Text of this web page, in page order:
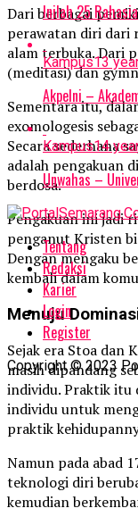
Dari berbagai
perawatan diri dari
alam terbuka. Dari
(meditasi) dan
Sementara itu,
exomologesis
Secara sederhana
adalah pengakuan
berdosa.
Pengakuan ini jadi
penganut Kristen
Dengan mengaku
kembali dalam
Menuju
Sejak era Stoa dan
masih dipandang
individu. Praktik itu
individu untuk
praktik
Namun pada abad
teknologi diri
kemudian
Inilah 25
Kampus13
Akpelni –
Kampus14
Unwahas –
Tentang
Redaksi
Karier
Login
Register
Copyright © 2023